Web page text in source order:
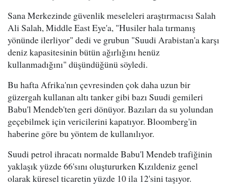
Sana Merkezinde güvenlik meseleleri araştırmacısı Salah
Ali Salah, Middle East Eye'a, "Husiler hala tırmanış
yönünde ilerliyor" dedi ve grubun "Suudi Arabistan'a karşı
deniz kapasitesinin bütün ağırlığını henüz
kullanmadığını" düşündüğünü söyledi.
Bu hafta Afrika'nın çevresinden çok daha uzun bir
güzergah kullanan altı tanker gibi bazı Suudi gemileri
Babu'l Mendeb'ten geri dönüyor. Bazıları da su yolundan
geçebilmek için vericilerini kapatıyor. Bloomberg'in
haberine göre bu yöntem de kullanılıyor.
Suudi petrol ihracatı normalde Babu'l Mendeb trafiğinin
yaklaşık yüzde 66'sını oluştururken Kızıldeniz genel
olarak küresel ticaretin yüzde 10 ila 12'sini taşıyor.